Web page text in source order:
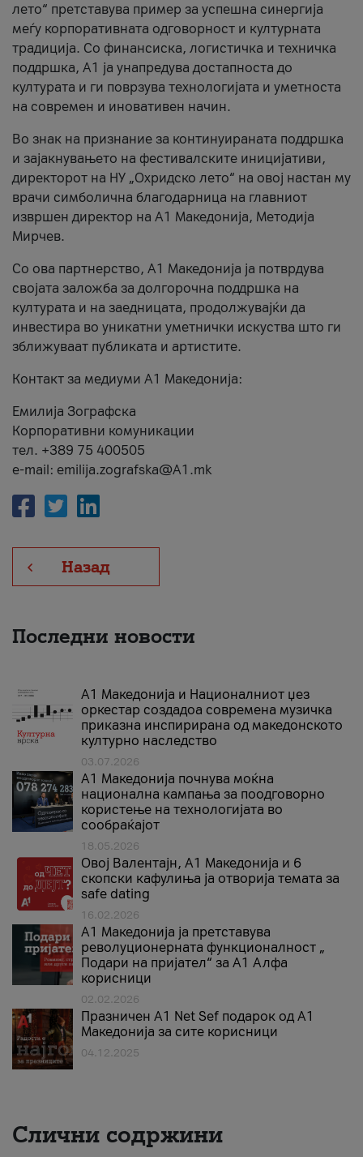
лето“ претставува пример за успешна синергија
меѓу корпоративната одговорност и културната
традиција. Со финансиска, логистичка и техничка
поддршка, A1 ја унапредува достапноста до
културата и ги поврзува технологијата и уметноста
на современ и иновативен начин.
Во знак на признание за континуираната поддршка
и зајакнувањето на фестивалските иницијативи,
директорот на НУ „Охридско лето“ на овој настан му
врачи симболична благодарница на главниот
извршен директор на A1 Македонија, Методија
Мирчев.
Со ова партнерство, A1 Македонија ја потврдува
својата заложба за долгорочна поддршка на
културата и на заедницата, продолжувајќи да
инвестира во уникатни уметнички искуства што ги
зближуваат публиката и артистите.
Контакт за медиуми А1 Македонија:
Емилија Зографска
Корпоративни комуникации
тел. +389 75 400505
e-mail: emilija.zografska@A1.mk
Назад
Последни новости
А1 Македонија и Националниот џез
оркестар создадоа современа музичка
приказна инспирирана од македонското
културно наследство
03.07.2026
A1 Македонија почнува моќна
национална кампања за поодговорно
користење на технологијата во
сообраќајот
18.05.2026
Овој Валентајн, A1 Македонија и 6
скопски кафулиња ја отворија темата за
safe dating
16.02.2026
А1 Македонија ја претставува
револуционерната функционалност „
Подари на пријател“ за А1 Алфа
корисници
02.02.2026
Празничен A1 Net Sеf подарок од А1
Македонија за сите корисници
04.12.2025
Слични содржини